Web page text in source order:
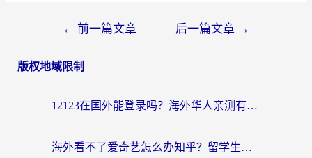
← 前一篇文章 后一篇文章 →
版权地域限制
12123在国外能登录吗？海外华人亲测有效的回国加速器选择指南
海外看不了爱奇艺怎么办知乎？留学生亲测有效的回国加速方案